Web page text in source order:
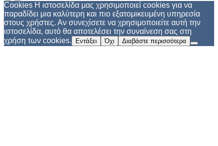
Cookies Η ιστοσελίδα μας χρησιμοποιεί cookies για να
παραδίδει μια καλύτερη και πιο εξατομικευμένη υπηρεσία
στους χρήστες. Αν συνεχίσετε να χρησιμοποιείτε αυτή την
ιστοσελίδα, αυτό θα αποτελέσει την συναίνεση σας στη
χρήση των cookies.
Εντάξει Όχι Διαβάστε περισσότερα